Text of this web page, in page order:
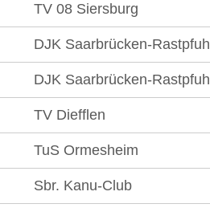
TV 08 Siersburg
DJK Saarbrücken-Rastpfuhl
DJK Saarbrücken-Rastpfuhl
TV Diefflen
TuS Ormesheim
Sbr. Kanu-Club